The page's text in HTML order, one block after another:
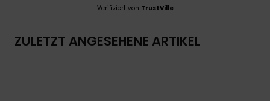
Verifiziert von TrustVille
ZULETZT ANGESEHENE ARTIKEL